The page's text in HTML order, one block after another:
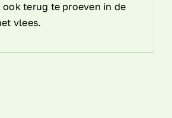
ook terug te proeven in de
vlees.